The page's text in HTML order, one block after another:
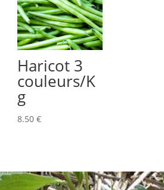
Haricot 3
couleurs/K
g
8.50 €